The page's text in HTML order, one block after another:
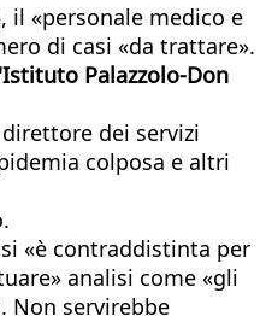
il «personale medico e
di casi «da trattare».
Palazzolo-Don
dei servizi
colposa e altri
«è contraddistinta per
analisi come «gli
Non servirebbe